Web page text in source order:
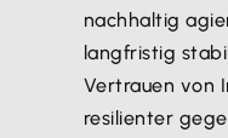
nachhaltig
langfristig
Vertrauen von
resilienter